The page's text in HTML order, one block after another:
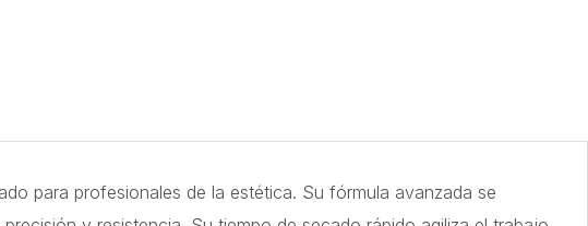
para profesionales de la estética. Su fórmula avanzada se